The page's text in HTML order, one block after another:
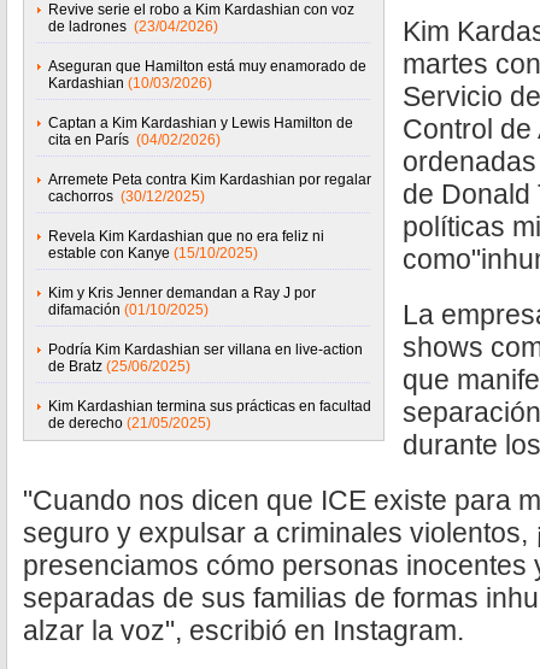
Revive serie el robo a Kim Kardashian con voz
de ladrones (23/04/2026)
Aseguran que Hamilton está muy enamorado de
Kardashian (10/03/2026)
Captan a Kim Kardashian y Lewis Hamilton de
cita en París (04/02/2026)
Arremete Peta contra Kim Kardashian por regalar
cachorros (30/12/2025)
Revela Kim Kardashian que no era feliz ni
estable con Kanye (15/10/2025)
Kim y Kris Jenner demandan a Ray J por
difamación (01/10/2025)
Podría Kim Kardashian ser villana en live-action
de Bratz (25/06/2025)
Kim Kardashian termina sus prácticas en facultad
de derecho (21/05/2025)
Kim
martes
Servicio
Control de
de Donald
políticas
La
shows
que
durante
"Cuando nos dicen que ICE existe para
seguro y expulsar a criminales violentos,
presenciamos cómo personas inocentes
separadas de sus familias de formas
alzar la voz", escribió en Instagram.